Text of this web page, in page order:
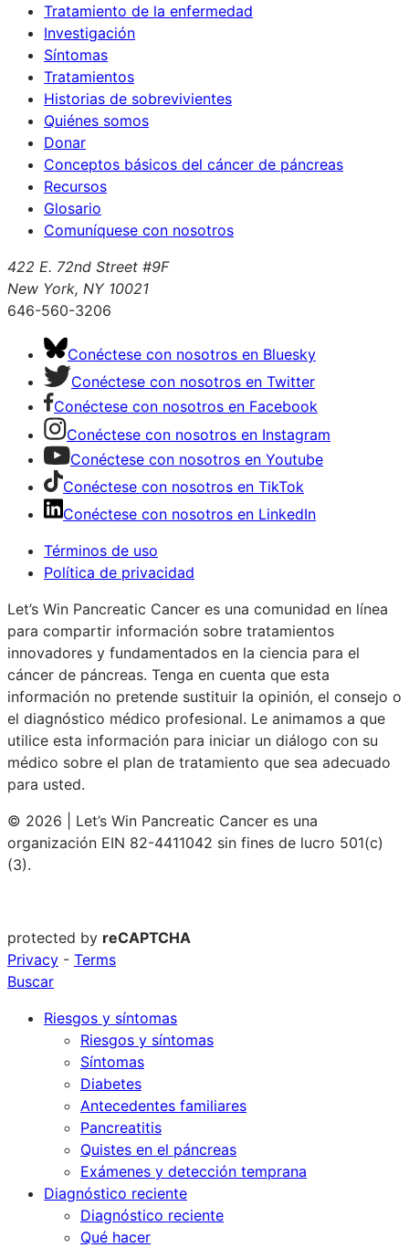
Tratamiento de la enfermedad
Investigación
Síntomas
Tratamientos
Historias de sobrevivientes
Quiénes somos
Donar
Conceptos básicos del cáncer de páncreas
Recursos
Glosario
Comuníquese con nosotros
422 E. 72nd Street #9F
New York, NY 10021
646-560-3206
Conéctese con nosotros en Bluesky
Conéctese con nosotros en Twitter
Conéctese con nosotros en Facebook
Conéctese con nosotros en Instagram
Conéctese con nosotros en Youtube
Conéctese con nosotros en TikTok
Conéctese con nosotros en LinkedIn
Términos de uso
Política de privacidad
Let’s Win Pancreatic Cancer es una comunidad en línea
para compartir información sobre tratamientos
innovadores y fundamentados en la ciencia para el
cáncer de páncreas. Tenga en cuenta que esta
información no pretende sustituir la opinión, el consejo o
el diagnóstico médico profesional. Le animamos a que
utilice esta información para iniciar un diálogo con su
médico sobre el plan de tratamiento que sea adecuado
para usted.
© 2026 | Let’s Win Pancreatic Cancer es una
organización EIN 82-4411042 sin fines de lucro 501(c)
(3).
protected by reCAPTCHA
Privacy - Terms
Buscar
Riesgos y síntomas
Riesgos y síntomas
Síntomas
Diabetes
Antecedentes familiares
Pancreatitis
Quistes en el páncreas
Exámenes y detección temprana
Diagnóstico reciente
Diagnóstico reciente
Qué hacer